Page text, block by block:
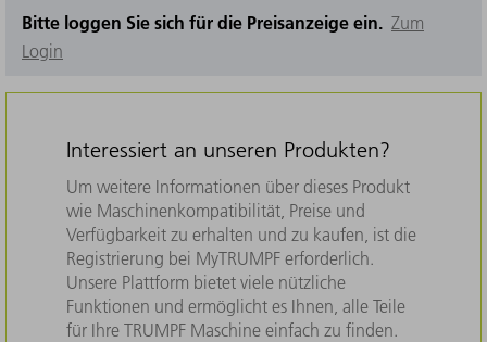
Bitte loggen Sie sich für die Preisanzeige ein. Zum
Login
Interessiert an unseren Produkten?
Um weitere Informationen über dieses Produkt
wie Maschinenkompatibilität, Preise und
Verfügbarkeit zu erhalten und zu kaufen, ist die
Registrierung bei MyTRUMPF erforderlich.
Unsere Plattform bietet viele nützliche
Funktionen und ermöglicht es Ihnen, alle Teile
für Ihre TRUMPF Maschine einfach zu finden.